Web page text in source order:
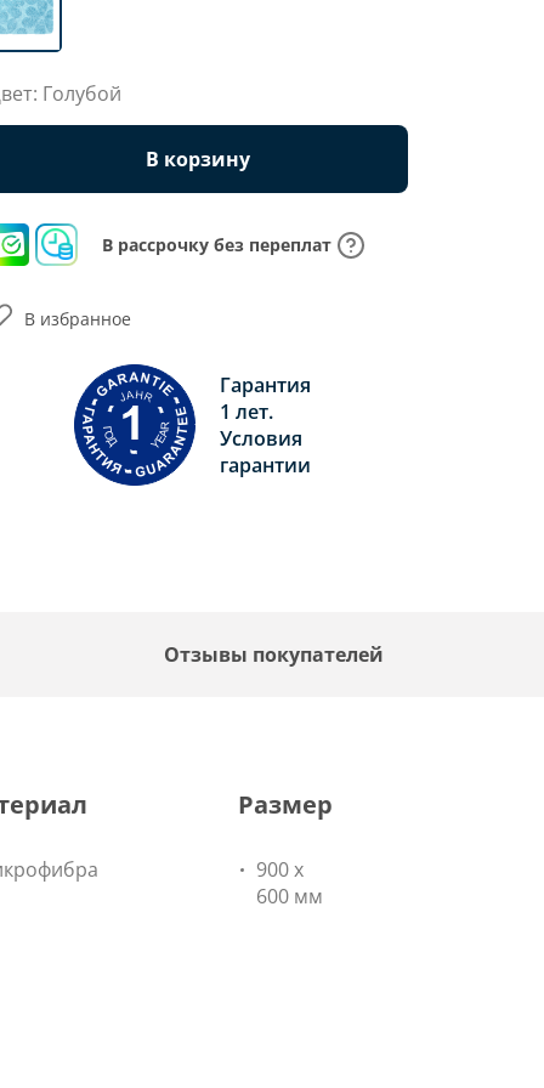
Голубой
В корзину
В рассрочку без переплат
Гарантия
1 лет.
Условия
гарантии
В избранное
Отзывы покупателей
Размер
900 х
600 мм